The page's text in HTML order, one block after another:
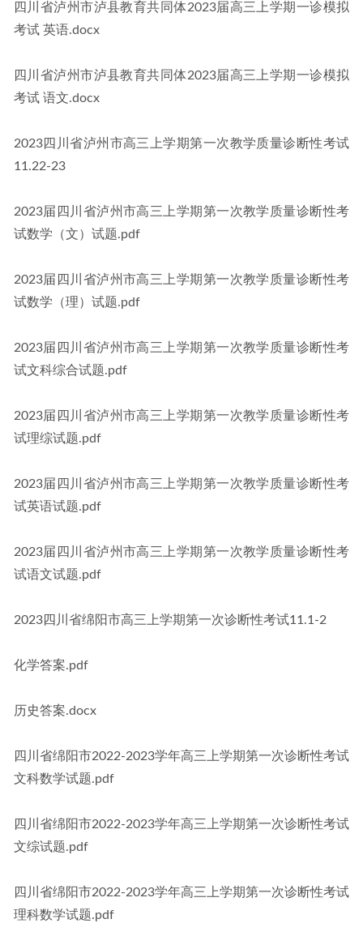
四川省泸州市泸县教育共同体2023届高三上学期一诊模拟
考试 英语.docx
四川省泸州市泸县教育共同体2023届高三上学期一诊模拟
考试 语文.docx
2023四川省泸州市高三上学期第一次教学质量诊断性考试
11.22-23
2023届四川省泸州市高三上学期第一次教学质量诊断性考
试数学（文）试题.pdf
2023届四川省泸州市高三上学期第一次教学质量诊断性考
试数学（理）试题.pdf
2023届四川省泸州市高三上学期第一次教学质量诊断性考
试文科综合试题.pdf
2023届四川省泸州市高三上学期第一次教学质量诊断性考
试理综试题.pdf
2023届四川省泸州市高三上学期第一次教学质量诊断性考
试英语试题.pdf
2023届四川省泸州市高三上学期第一次教学质量诊断性考
试语文试题.pdf
2023四川省绵阳市高三上学期第一次诊断性考试11.1-2
化学答案.pdf
历史答案.docx
四川省绵阳市2022-2023学年高三上学期第一次诊断性考试
文科数学试题.pdf
四川省绵阳市2022-2023学年高三上学期第一次诊断性考试
文综试题.pdf
四川省绵阳市2022-2023学年高三上学期第一次诊断性考试
理科数学试题.pdf